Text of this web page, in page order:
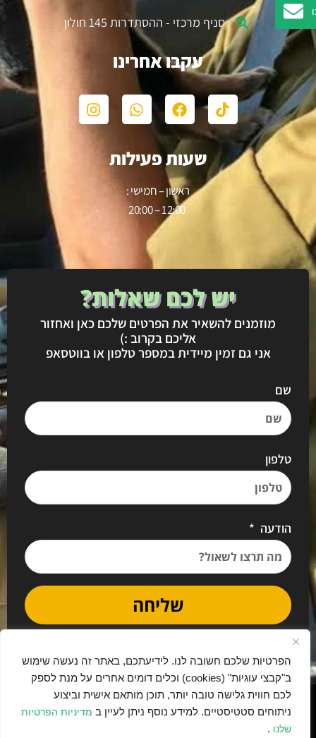
הפרטיות שלכם חשובה לנו. לידיעתכם, באתר זה נעשה שימוש
ב"קבצי עוגיות" (cookies) וכלים דומים אחרים על מנת לספק
לכם חווית גלישה טובה יותר, תוכן מותאם אישית וביצוע
ניתוחים סטטיסטיים. למידע נוסף ניתן לעיין ב מדיניות הפרטיות
שלנו .
יש לכם שאלות?
מוזמנים להשאיר את הפרטים שלכם כאן ואחזור
אליכם בקרוב :)
אני גם זמין מיידית במספר טלפון או בווטסאפ
שם
טלפון
הודעה
שליחה
סניף מרכזי - ההסתדרות 145 חולון
עקבו אחרינו
שעות פעילות
ראשון – חמישי :
12:00 – 20:00
נבנה בתרומה ובאהבה ע"י יאמו דיגיטל ❤️